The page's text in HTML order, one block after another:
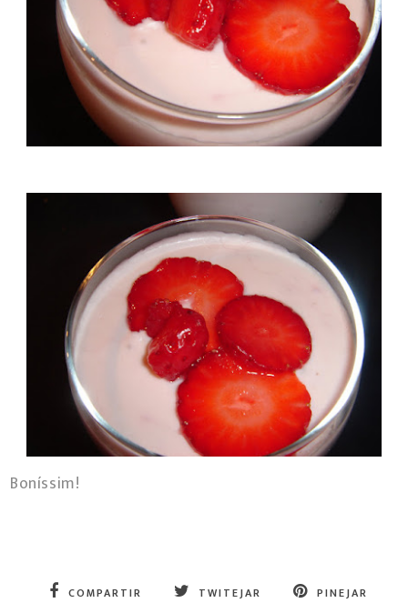
Boníssim!
COMPARTIR TWITEJAR
PINEJAR